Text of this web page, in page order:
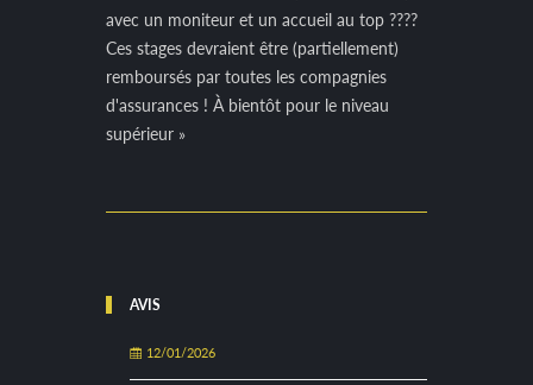
avec un moniteur et un accueil au top ????
Ces stages devraient être (partiellement)
remboursés par toutes les compagnies
d'assurances ! À bientôt pour le niveau
supérieur »
AVIS
12/01/2026